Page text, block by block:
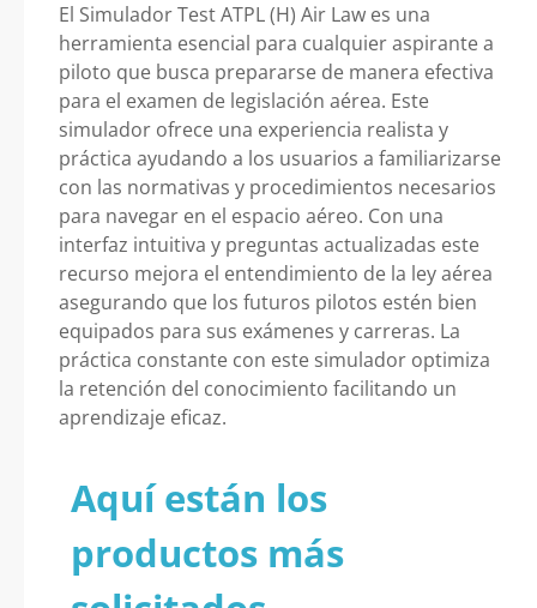
El Simulador Test ATPL (H) Air Law es una
herramienta esencial para cualquier aspirante a
piloto que busca prepararse de manera efectiva
para el examen de legislación aérea. Este
simulador ofrece una experiencia realista y
práctica ayudando a los usuarios a familiarizarse
con las normativas y procedimientos necesarios
para navegar en el espacio aéreo. Con una
interfaz intuitiva y preguntas actualizadas este
recurso mejora el entendimiento de la ley aérea
asegurando que los futuros pilotos estén bien
equipados para sus exámenes y carreras. La
práctica constante con este simulador optimiza
la retención del conocimiento facilitando un
aprendizaje eficaz.
Aquí están los
productos más